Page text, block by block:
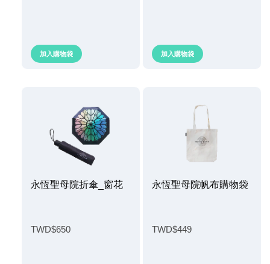
加入購物袋 加入購物袋
永恆聖母院折傘_窗花
TWD$650
永恆聖母院帆布購物袋
TWD$449